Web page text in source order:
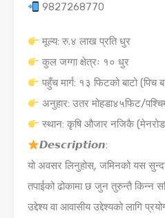
9827268770
मूल्य: रु.४ लाख प्रति धुर
कुल जग्गा क्षेत्रः १० धुर
पहुँच मार्ग: १३ फिटको बाटो (पिच
अनुहार: उतर मोहडा४५फिट/
स्थान: कृषि औजार नजिकै
𝘿𝙚𝙨𝙘𝙧𝙞𝙥𝙩𝙞𝙤𝙣:
यो अवसर लिनुहोस्, जमिनको यस
तपाईको ढोकामा छ जुन तुरुन्तै किन्न
उद्देश्य वा आवासीय उद्देश्यको लागि